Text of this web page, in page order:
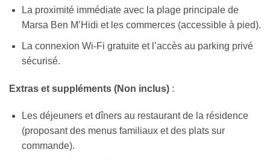
La proximité immédiate avec la plage principale de
Marsa Ben M’Hidi et les commerces (accessible à pied).
La connexion Wi-Fi gratuite et l’accès au parking privé
sécurisé.
Extras et suppléments (Non inclus) :
Les déjeuners et dîners au restaurant de la résidence
(proposant des menus familiaux et des plats sur
commande).